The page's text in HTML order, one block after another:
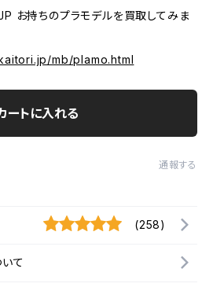
お持ちのプラモデルを買取してみま
mb/plamo.html
ートに入れる
通報する
(258)
て